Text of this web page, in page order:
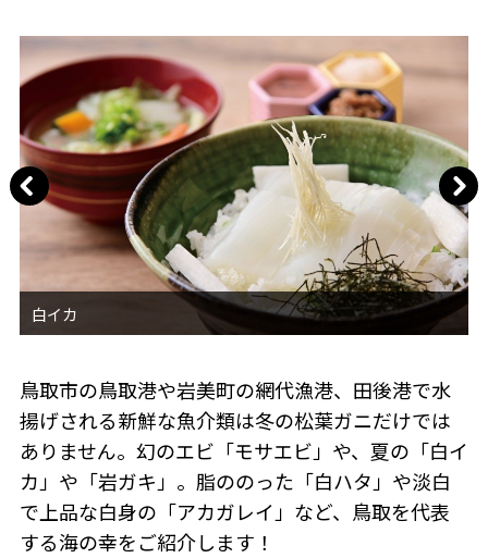
鳥取市の鳥取港や岩美町の網代漁港、田後港で水
揚げされる新鮮な魚介類は冬の松葉ガニだけでは
ありません。幻のエビ「モサエビ」や、夏の「白イ
カ」や「岩ガキ」。脂ののった「白ハタ」や淡白
で上品な白身の「アカガレイ」など、鳥取を代表
する海の幸をご紹介します！